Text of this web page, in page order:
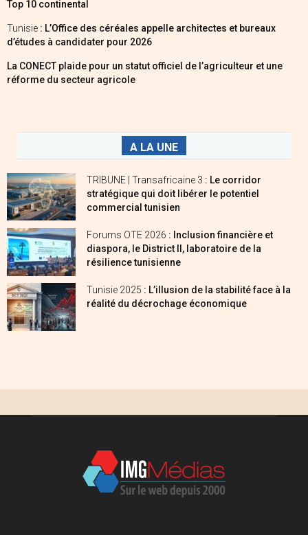
Top 10 continental
Tunisie : L’Office des céréales appelle architectes et bureaux
d’études à candidater pour 2026
La CONECT plaide pour un statut officiel de l’agriculteur et une
réforme du secteur agricole
A LA UNE
TRIBUNE | Transafricaine 3 : Le corridor
stratégique qui doit libérer le potentiel
commercial tunisien
Forums OTE 2026 : Inclusion financière et
diaspora, le District II, laboratoire de la
résilience tunisienne
Tunisie 2025 : L’illusion de la stabilité face à la
réalité du décrochage économique